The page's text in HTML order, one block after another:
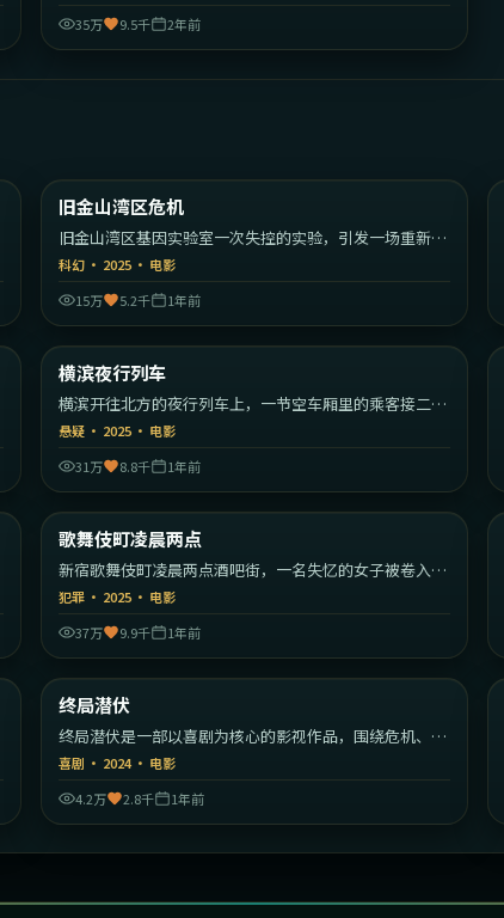
35万
9.5千 2年前
最新
旧金山湾区危机
旧金山湾区基因实验室一次失控的实验，引发一场重新定
义人类的危机。
科幻· 2025· 电影
15万
5.2千 1年前
最新
横滨夜行列车
横滨开往北方的夜行列车上，一节空车厢里的乘客接二连
三消失。
悬疑· 2025· 电影
31万
8.8千 1年前
最新
歌舞伎町凌晨两点
新宿歌舞伎町凌晨两点酒吧街，一名失忆的女子被卷入帮
派权力斗争。
犯罪· 2025· 电影
37万
9.9千 1年前
最新
终局潜伏
终局潜伏是一部以喜剧为核心的影视作品，围绕危机、反
转与人物成长展开，整体节奏紧凑，值得推荐观看。
喜剧 · 2024· 电影
4.2万
2.8千 1年前